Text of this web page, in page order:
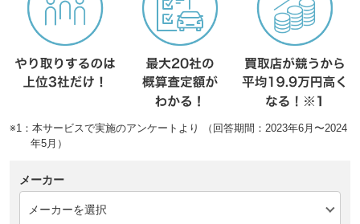
※1：本サービスで実施のアンケートより （回答期間：2023年6月〜2024
年5月）
メーカー